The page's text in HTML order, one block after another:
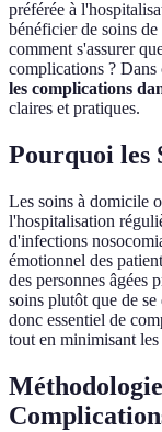
préférée à
bénéficier de soins
comment s'assurer
complications ?
les complications
claires et pratiques.
Pourquoi les
Les soins à domicile
l'hospitalisation
d'infections
émotionnel des
des personnes âgées
soins plutôt que de se
donc essentiel de
tout en minimisant